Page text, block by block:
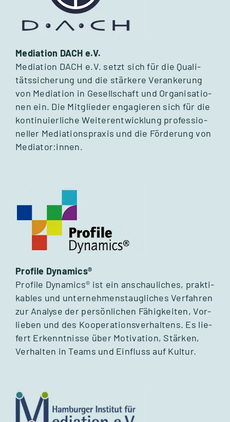
Media­tion DACH e.V.
Media­tion DACH e.V. setzt sich für die Qua­li­
täts­si­che­rung und die stär­kere Ver­an­ke­rung
von Media­tion in Gesell­schaft und Orga­ni­sa­tio­
nen ein. Die Mit­glie­der enga­gie­ren sich für die
kon­ti­nu­ier­li­che Wei­ter­ent­wick­lung pro­fes­sio­
nel­ler Media­ti­ons­pra­xis und die För­de­rung von
Mediator:innen.
Pro­file Dyna­mics®
Pro­file Dyna­mics® ist ein anschau­li­ches, prak­ti­
ka­bles und unter­neh­mens­taug­li­ches Ver­fah­ren
zur Ana­lyse der per­sön­li­chen Fähig­kei­ten, Vor­
lie­ben und des Koope­ra­ti­ons­ver­hal­tens. Es lie­
fert Erkennt­nisse über Moti­va­tion, Stär­ken,
Ver­hal­ten in Teams und Ein­fluss auf Kul­tur.